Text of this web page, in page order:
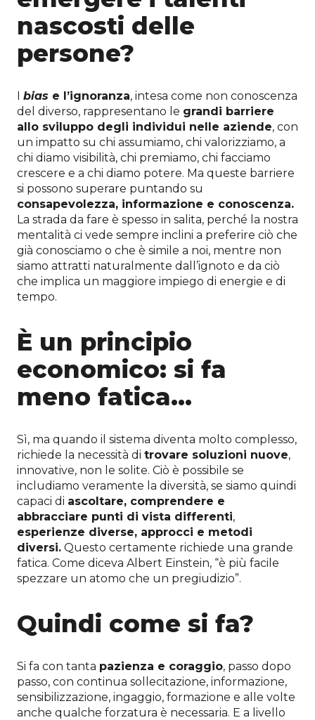
nascosti delle
persone?
I bias e l’ignoranza, intesa come non conoscenza
del diverso, rappresentano le grandi barriere
allo sviluppo degli individui nelle aziende, con
un impatto su chi assumiamo, chi valorizziamo, a
chi diamo visibilità, chi premiamo, chi facciamo
crescere e a chi diamo potere. Ma queste barriere
si possono superare puntando su
consapevolezza, informazione e conoscenza.
La strada da fare è spesso in salita, perché la nostra
mentalità ci vede sempre inclini a preferire ciò che
già conosciamo o che è simile a noi, mentre non
siamo attratti naturalmente dall’ignoto e da ciò
che implica un maggiore impiego di energie e di
tempo.
È un principio
economico: si fa
meno fatica…
Sì, ma quando il sistema diventa molto complesso,
richiede la necessità di trovare soluzioni nuove,
innovative, non le solite. Ciò è possibile se
includiamo veramente la diversità, se siamo quindi
capaci di ascoltare, comprendere e
abbracciare punti di vista differenti,
esperienze diverse, approcci e metodi
diversi. Questo certamente richiede una grande
fatica. Come diceva Albert Einstein, “è più facile
spezzare un atomo che un pregiudizio”.
Quindi come si fa?
Si fa con tanta pazienza e coraggio, passo dopo
passo, con continua sollecitazione, informazione,
sensibilizzazione, ingaggio, formazione e alle volte
anche qualche forzatura è necessaria. E a livello